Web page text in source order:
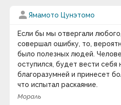
Авессалом Подводный
Авиценна
Авл Корнелий Цельс
Авраам Линкольн
Аврелий Августин
Адам Смит
Адам Франк
Адольф Грюнбаум
Адриана Трижиани
Азим Премджи
Айзек Азимов
person Ямамото Цунэтомо
Если бы мы отвергали
совершал ошибку, то,
было полезных людей.
оступился, будет вести себя
благоразумней и принесет
что испытал раскаяние.
Мораль
объяснения — занятие не
но и увлекательное.
Термин дня
Нравственность—
человека, некие правила,
руководствуется человек в